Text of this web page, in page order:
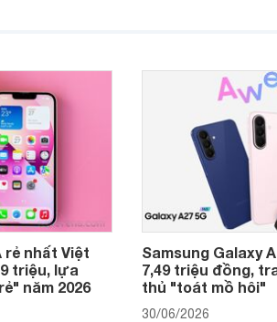
rẻ nhất Việt
triệu, lựa
năm 2026
Samsung Galaxy
7,49 triệu đồng,
thủ "toát mồ hôi"
30/06/2026